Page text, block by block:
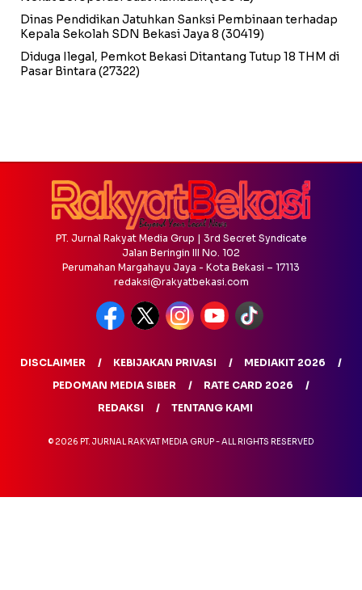
Dinas Pendidikan Jatuhkan Sanksi Pembinaan terhadap
Kepala Sekolah SDN Bekasi Jaya 8 (30419)
Diduga Ilegal, Pemkot Bekasi Ditantang Tutup 18 THM di
Pasar Bintara (27322)
PT. Jurnal Rakyat Media Grup | 3rd Secret Syndicate
Jalan Beringin III No. 102
Perumahan Margahayu Jaya - Kota Bekasi – 17113
redaksi@rakyatbekasi.com
DISCLAIMER KEBIJAKAN PRIVASI
MEDIAKIT 2026
PEDOMAN MEDIA SIBER
RATE CARD 2026
REDAKSI
TENTANG KAMI
© 2026 PT. JURNAL RAKYAT MEDIA GRUP - ALL RIGHTS RESERVED